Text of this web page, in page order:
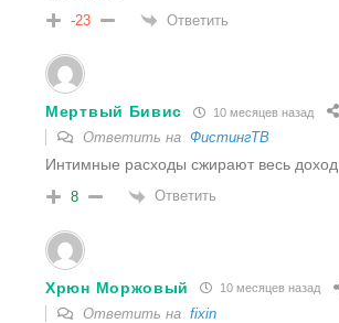
-23 Ответить
Мертвый Бивис 10 месяцев назад
Ответить на ФистингТВ
Интимные расходы сжирают весь доход
8 Ответить
Хрюн Моржовый 10 месяцев назад
Ответить на fixin